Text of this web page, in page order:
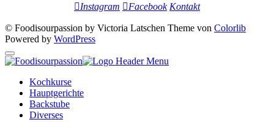
Instagram Facebook Kontakt
© Foodisourpassion by Victoria Latschen Theme von Colorlib
Powered by WordPress
Kochkurse
Hauptgerichte
Backstube
Diverses